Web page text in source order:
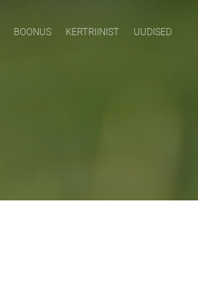
BOONUS KERTRIINIST UUDISED